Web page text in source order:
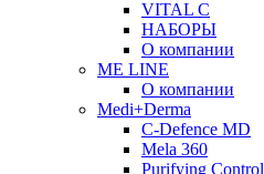
VITAL C
НАБОРЫ
О компании
ME LINE
О компании
Medi+Derma
C-Defence MD
Mela 360
Purifying Control